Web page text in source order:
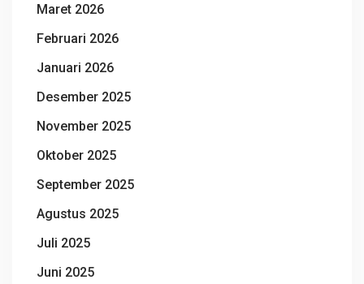
Maret 2026
Februari 2026
Januari 2026
Desember 2025
November 2025
Oktober 2025
September 2025
Agustus 2025
Juli 2025
Juni 2025